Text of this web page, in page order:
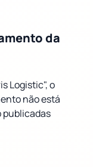
da
Logistic", o
não está
publicadas